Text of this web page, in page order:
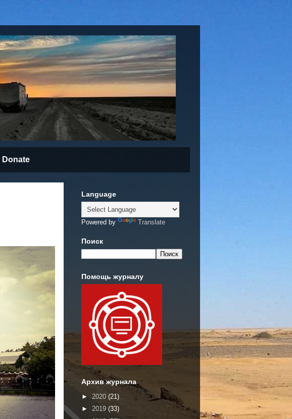
Donate
Language
Powered by Translate
Поиск
Помощь журналу
Архив журнала
► 2020 (21)
► 2019 (33)